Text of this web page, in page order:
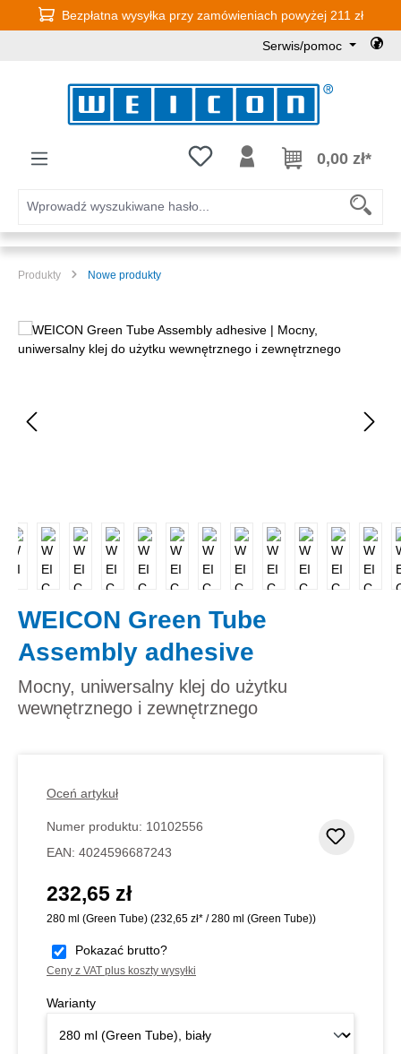
Przejdź do głównej zawartości
Bezpłatna wysyłka przy zamówieniach powyżej 211 zł
Serwis/pomoc
Masz 0 przedmioty na liście
0,00 zł*
Produkty Nowe produkty
Pomiń galerię zdjęć
WEICON Green Tube
Assembly adhesive
Mocny, uniwersalny klej do użytku
wewnętrznego i zewnętrznego
Oceń artykuł
Numer produktu: 10102556
EAN: 4024596687243
Cena regularna:
232,65 zł
280 ml (Green Tube) (232,65 zł* / 280 ml (Green Tube))
Pokazać brutto?
Ceny z VAT plus koszty wysyłki
Warianty